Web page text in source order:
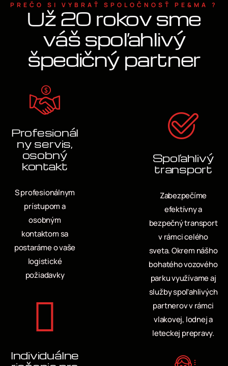
PREČO SI VYBRAŤ SPOLOČNOSŤ PE&MA ?
Už 20 rokov sme
váš spoľahlivý
špedičný partner
Profesionál
ny servis,
osobný
kontakt
S profesionálnym
prístupom a
osobným
kontaktom sa
postaráme o vaše
logistické
požiadavky
Individuálne
Spoľahlivý
transport
Zabezpečíme
efektívny a
bezpečný transport
v rámci celého
sveta. Okrem nášho
bohatého vozového
parku využívame aj
služby spoľahlivých
partnerov v rámci
vlakovej, lodnej a
leteckej prepravy.